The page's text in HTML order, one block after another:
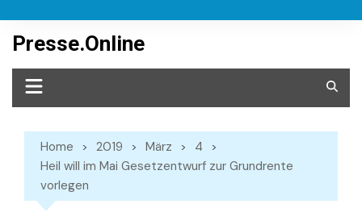
content
Presse.Online
Home 2019 März
4
Heil will im Mai Gesetzentwurf zur Grundrente
vorlegen